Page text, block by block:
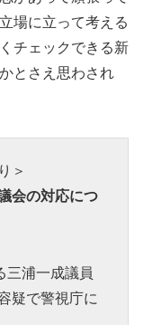
場に立って考える
チェックできる新
とさえ思わされ
＞
会の対応につ
三浦一成議員
疑で警視庁に